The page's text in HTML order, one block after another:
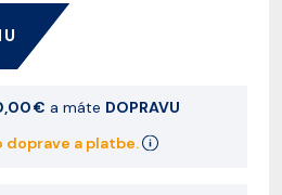
€ a máte DOPRAVU
a platbe.